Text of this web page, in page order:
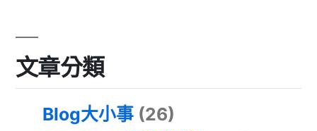
文章分類
Blog大小事 (26)